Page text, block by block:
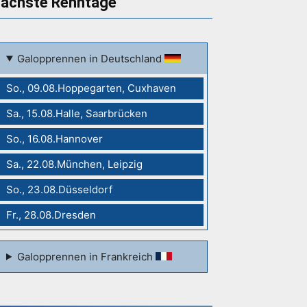
Galopprennen in Deutschland
So., 09.08.Hoppegarten, Cuxhaven
Sa., 15.08.Halle, Saarbrücken
So., 16.08.Hannover
Sa., 22.08.München, Leipzig
So., 23.08.Düsseldorf
Fr., 28.08.Dresden
Galopprennen in Frankreich